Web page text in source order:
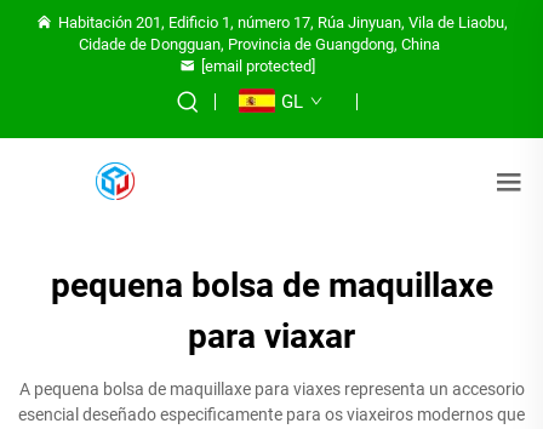
Habitación 201, Edificio 1, número 17, Rúa Jinyuan, Vila de Liaobu,
Cidade de Dongguan, Provincia de Guangdong, China
[email protected]
GL
pequena bolsa de maquillaxe
para viaxar
A pequena bolsa de maquillaxe para viaxes representa un accesorio
esencial deseñado especificamente para os viaxeiros modernos que